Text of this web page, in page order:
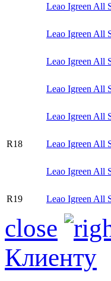
Leao Igreen All
Leao Igreen All
Leao Igreen All
Leao Igreen All
R18
Leao Igreen All
Leao Igreen All
Leao Igreen All
R19 Leao Igreen All
close
Клиенту